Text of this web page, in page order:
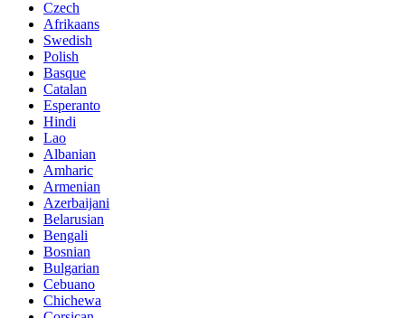
Czech
Afrikaans
Swedish
Polish
Basque
Catalan
Esperanto
Hindi
Lao
Albanian
Amharic
Armenian
Azerbaijani
Belarusian
Bengali
Bosnian
Bulgarian
Cebuano
Chichewa